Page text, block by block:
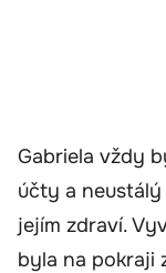
Gabriela vždy
účty a
jejím zdraví.
byla na pokraji